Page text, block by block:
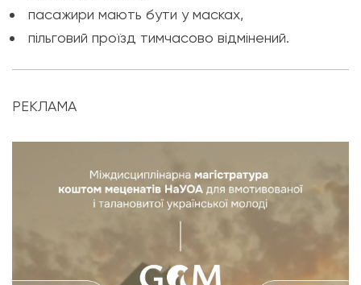
пасажири мають бути у масках,
пільговий проїзд тимчасово відмінений.
РЕКЛАМА